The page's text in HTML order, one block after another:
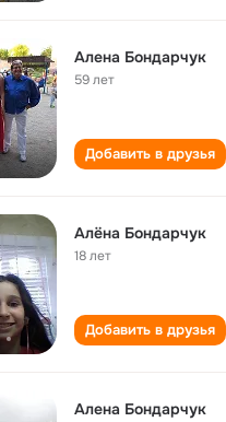
Алена Бондарчук
59 лет
Добавить в друзья
Алёна Бондарчук
18 лет
Добавить в друзья
Алена Бондарчук